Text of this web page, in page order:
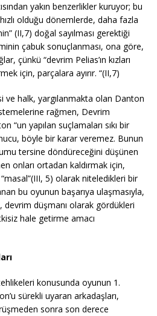
yakın benzerlikler kuruyor; bu
olduğu dönemlerde, daha fazla
(II,7) doğal sayılması gerektiği
çabuk sonuçlanması, ona göre,
çünkü “devrim Pelias’ın kızları
için, parçalara ayırır. “(II,7)
ve halk, yargılanmakta olan Danton
rağmen, Devrim
“un yapılan suçlamaları sıkı bir
böyle bir karar veremez. Bunun
tersine döndüreceğini düşünen
onları ortadan kaldırmak için,
5) olarak niteledikleri bir
bu oyunun başarıya ulaşmasıyla,
devrim düşmanı olarak gördükleri
hale getirme amacı
konusunda oyunun 1.
sürekli uyaran arkadaşları,
sonra son derece